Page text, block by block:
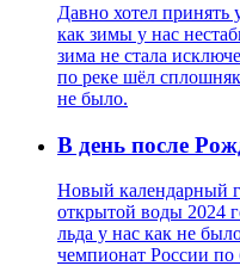
Давно хотел принять
как зимы у нас
зима не стала
по реке шёл
не было.
В день после
Новый календарный
открытой воды 2024
льда у нас как не
чемпионат России по